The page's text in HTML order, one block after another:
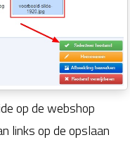
op de webshop
links op de opslaan